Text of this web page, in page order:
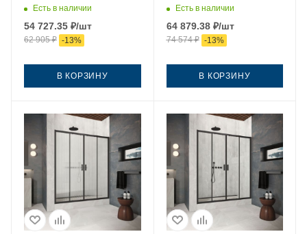
стекло прозрачное
профиль золото
Есть в наличии
54 727.35 ₽/шт
62 905₽ -13%
В КОРЗИНУ
стекло тонированное
профиль черный
Есть в наличии
64 879.38₽/шт
74 574₽ -13%
В КОРЗИНУ